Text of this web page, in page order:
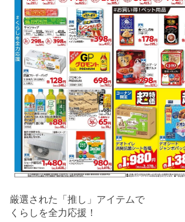
厳選された「推し」アイテムで
くらしを全力応援！